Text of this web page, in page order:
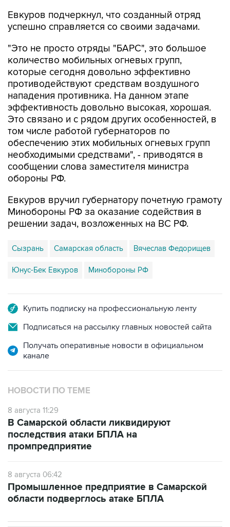
Евкуров подчеркнул, что созданный отряд
успешно справляется со своими задачами.
"Это не просто отряды "БАРС", это большое
количество мобильных огневых групп,
которые сегодня довольно эффективно
противодействуют средствам воздушного
нападения противника. На данном этапе
эффективность довольно высокая, хорошая.
Это связано и с рядом других особенностей, в
том числе работой губернаторов по
обеспечению этих мобильных огневых групп
необходимыми средствами", - приводятся в
сообщении слова заместителя министра
обороны РФ.
Евкуров вручил губернатору почетную грамоту
Минобороны РФ за оказание содействия в
решении задач, возложенных на ВС РФ.
Сызрань Самарская область Вячеслав Федорищев
Юнус-Бек Евкуров Минобороны РФ
Купить подписку на профессиональную ленту
Подписаться на рассылку главных новостей сайта
Получать оперативные новости в официальном
канале
НОВОСТИ ПО ТЕМЕ
8 августа 11:29
В Самарской области ликвидируют
последствия атаки БПЛА на
промпредприятие
8 августа 06:42
Промышленное предприятие в Самарской
области подверглось атаке БПЛА